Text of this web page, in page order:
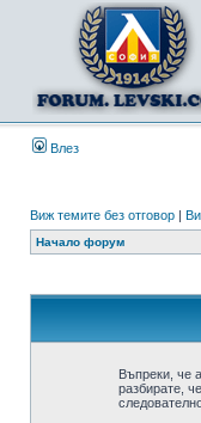
Влез
Виж темите без отговор |
Начало форум
Въпреки, че
разбирате,